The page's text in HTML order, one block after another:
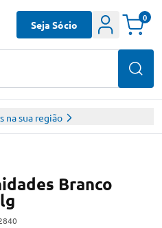
Seja Sócio
0
na sua região
Branco